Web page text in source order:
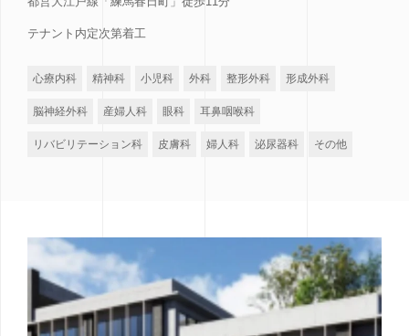
テナント内定次第着工
心療内科 精神科 小児科 外科 整形外科 形成外科
脳神経外科 産婦人科 眼科 耳鼻咽喉科
リバビリテーション科 皮膚科 婦人科 泌尿器科 その他